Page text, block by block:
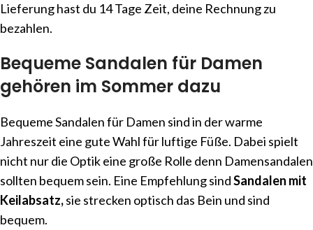
Lieferung hast du 14 Tage Zeit, deine Rechnung zu
bezahlen.
Bequeme Sandalen für Damen
gehören im Sommer dazu
Bequeme Sandalen für Damen sind in der warme
Jahreszeit eine gute Wahl für luftige Füße. Dabei spielt
nicht nur die Optik eine große Rolle denn Damensandalen
sollten bequem sein. Eine Empfehlung sindSandalen mit
Keilabsatz,sie strecken optisch das Bein und sind
bequem.